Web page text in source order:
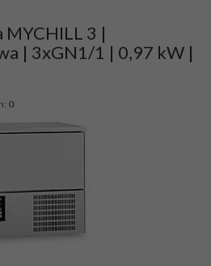
MYCHILL 3 |
| 3xGN1/1 | 0,97 kW |
0